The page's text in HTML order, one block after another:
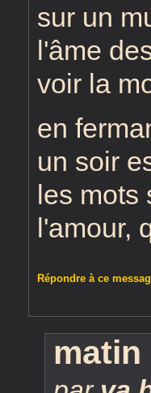
sur un
l'âme
voir la
en
un soir
les mots
l'amour,
Répondre à ce
matin